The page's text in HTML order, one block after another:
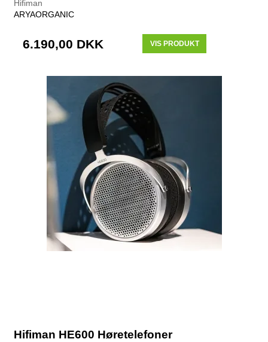
Hifiman
ARYAORGANIC
6.190,00 DKK VIS PRODUKT
Hifiman HE600 Høretelefoner